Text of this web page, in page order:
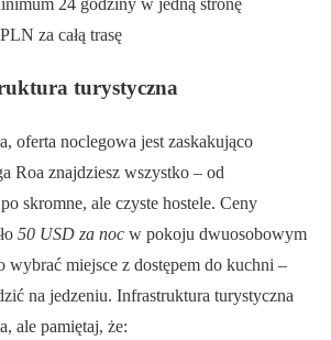
za całą trasę
turystyczna
oferta noclegowa jest zaskakująco
Roa znajdziesz wszystko – od
po skromne, ale czyste hostele. Ceny
50 USD za noc w pokoju dwuosobowym
wybrać miejsce z dostępem do kuchni –
na jedzeniu. Infrastruktura turystyczna
ale pamiętaj, że: